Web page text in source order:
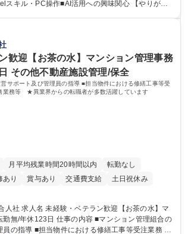
ル整備、システム設定) ・業務マニュアル作成、
ックス】給
準化担当ポジション
ル・PC操作■AI活用への興味関心 【やりが
自身が現場のエキスパートとしてオペレーション
実務と改善の両面でスキルを発揮できる環境で
歓迎【お茶の水】マンション管理事務
その他不動産施設管理/保全
サポート及び管理員の指導 ■担当物件における修繕工事等受
業務等 ★異業界からの転職者が多数活躍しています
月平均残業時間20時間以内
転勤なし
あり 賞与あり 交通費支給 土日祝休み
【お茶の水】マ
内容 ■マンション管理組合の
員の指導 ■担当物件における修繕工事等受注業務 ■